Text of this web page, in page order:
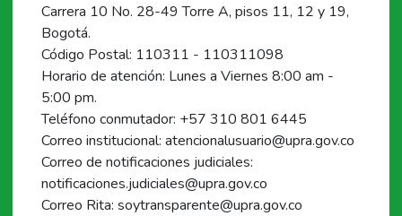
Carrera 10 No. 28-49 Torre A, pisos 11, 12 y 19,
Bogotá.
Código Postal: 110311 - 110311098
Horario de atención: Lunes a Viernes 8:00 am -
5:00 pm.
Teléfono conmutador: +57 310 801 6445
Correo institucional: atencionalusuario@upra.gov.co
Correo de notificaciones judiciales:
notificaciones.judiciales@upra.gov.co
Correo Rita: soytransparente@upra.gov.co